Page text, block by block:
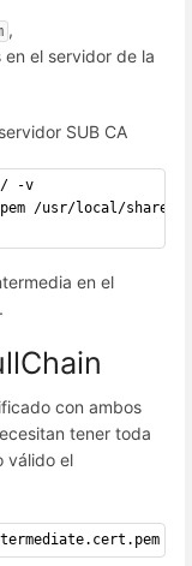
,
en el servidor de la
SUB CA
-v
/usr/local/share/
en el
con ambos
tener toda
válido el
/